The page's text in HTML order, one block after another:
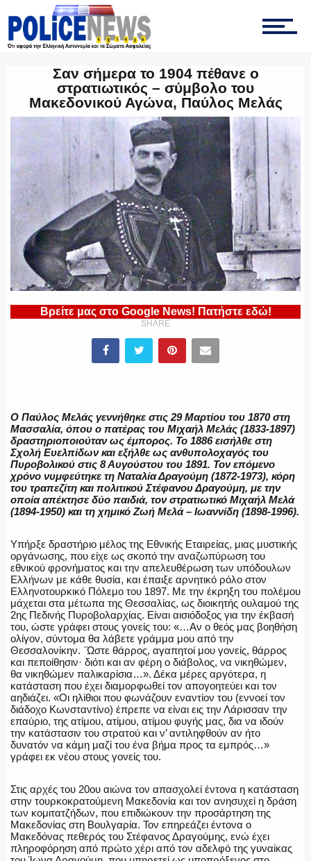
ΥΑΤ/ΥΜΕΤ
ΕΛΛΗΝΙΚΗ ΑΣΤΥΝΟΜΙΑ
ΕΝΟΠΛΕΣ ΔΥΝΑΜΕΙΣ
ΑΣΤΥΝΟΜΙΚΟ ΡΕΠΟΡΤΑΖ
Η ΦΩΝΗ ΣΟΥ
ΟΠΛΑ/ΕΞΟΠΛΙΣΜΟΣ
ΟΜΑΔΕΣ ΕΛ.ΑΣ.
Σαν σήμερα το 1904 πέθανε ο
στρατιωτικός – σύμβολο του
Μακεδονικού Αγώνα, Παύλος Μελάς
Βρείτε μας στο Google News! Πατήστε εδώ!
SHARE
Ο Παύλος Μελάς γεννήθηκε στις 29 Μαρτίου του 1870 στη
Μασσαλία, όπου ο πατέρας του Μιχαήλ Μελάς (1833-1897)
δραστηριοποιούταν ως έμπορος. Το 1886 εισήλθε στη
Σχολή Ευελπίδων και εξήλθε ως ανθυπολοχαγός του
Πυροβολικού στις 8 Αυγούστου του 1891. Τον επόμενο
χρόνο νυμφεύτηκε τη Ναταλία Δραγούμη (1872-1973), κόρη
του τραπεζίτη και πολιτικού Στέφανου Δραγούμη, με την
οποία απέκτησε δύο παιδιά, τον στρατιωτικό Μιχαήλ Μελά
(1894-1950) και τη χημικό Ζωή Μελά – Ιωαννίδη (1898-1996).
Υπήρξε δραστήριο μέλος της Εθνικής Εταιρείας, μιας μυστικής
οργάνωσης, που είχε ως σκοπό την αναζωπύρωση του
εθνικού φρονήματος και την απελευθέρωση των υπόδουλων
Ελλήνων με κάθε θυσία, και έπαιξε αρνητικό ρόλο στον
Ελληνοτουρκικό Πόλεμο του 1897. Με την έκρηξη του πολέμου
μάχεται στα μέτωπα της Θεσσαλίας, ως διοικητής ουλαμού της
2ης Πεδινής Πυροβολαρχίας. Είναι αισιόδοξος για την έκβασή
του, ώστε γράφει στους γονείς του: «…Αν ο θεός μας βοηθήση
ολίγον, σύντομα θα λάβετε γράμμα μου από την
Θεσσαλονίκην. ΄Ώστε θάρρος, αγαπητοί μου γονείς, θάρρος
και πεποίθησιν· διότι και αν φέρη ο διάβολος, να νικηθώμεν,
θα νικηθώμεν παλικαρίσια…». Δέκα μέρες αργότερα, η
κατάσταση που έχει διαμορφωθεί τον απογοητεύει και τον
αηδιάζει. «Οι ηλίθιοι που φωνάζουν εναντίον του (εννοεί τον
διάδοχο Κωνσταντίνο) έπρεπε να είναι εις την Λάρισσαν την
επαύριο, της ατίμου, ατίμου, ατίμου φυγής μας, δια να ιδούν
την κατάστασιν του στρατού και ν’ αντιληφθούν αν ήτο
δυνατόν να κάμη μαζί του ένα βήμα προς τα εμπρός…»
γράφει εκ νέου στους γονείς του.
Στις αρχές του 20ου αιώνα τον απασχολεί έντονα η κατάσταση
στην τουρκοκρατούμενη Μακεδονία και τον ανησυχεί η δράση
των κομιτατζήδων, που επιδιώκουν την προσάρτηση της
Μακεδονίας στη Βουλγαρία. Τον επηρεάζει έντονα ο
Μακεδόνας πεθερός του Στέφανος Δραγούμης, ενώ έχει
πληροφόρηση από πρώτο χέρι από τον αδελφό της γυναίκας